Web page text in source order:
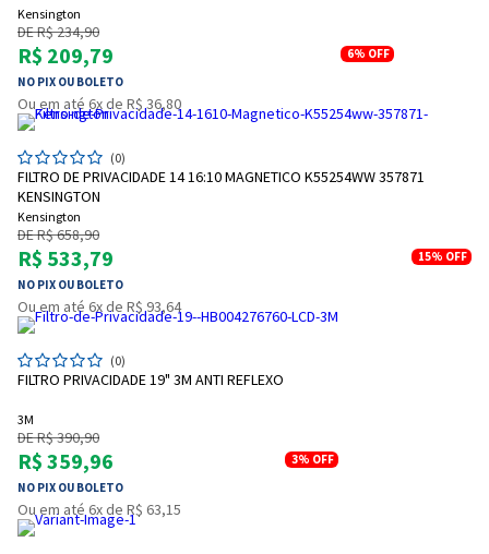
Kensington
DE R$ 234,90
R$ 209,79
NO PIX OU BOLETO
6% OFF
Ou em até 6x de R$ 36,80
(0)
FILTRO DE PRIVACIDADE 14 16:10 MAGNETICO K55254WW 357871
KENSINGTON
Kensington
DE R$ 658,90
R$ 533,79
NO PIX OU BOLETO
15% OFF
Ou em até 6x de R$ 93,64
(0)
FILTRO PRIVACIDADE 19" 3M ANTI REFLEXO
3M
DE R$ 390,90
R$ 359,96
NO PIX OU BOLETO
3% OFF
Ou em até 6x de R$ 63,15